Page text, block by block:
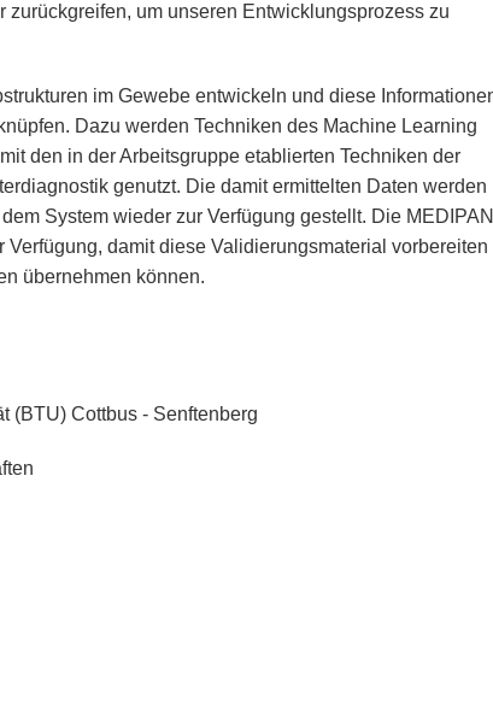
zurückgreifen, um unseren Entwicklungsprozess zu
im Gewebe entwickeln und diese
Dazu werden Techniken des Machine Learning
den in der Arbeitsgruppe etablierten Techniken der
genutzt. Die damit ermittelten Daten werden
System wieder zur Verfügung gestellt. Die MEDIPAN
damit diese Validierungsmaterial vorbereiten
übernehmen können.
(BTU) Cottbus - Senftenberg